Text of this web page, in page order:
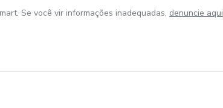
Se você vir informações inadequadas, denuncie aqui